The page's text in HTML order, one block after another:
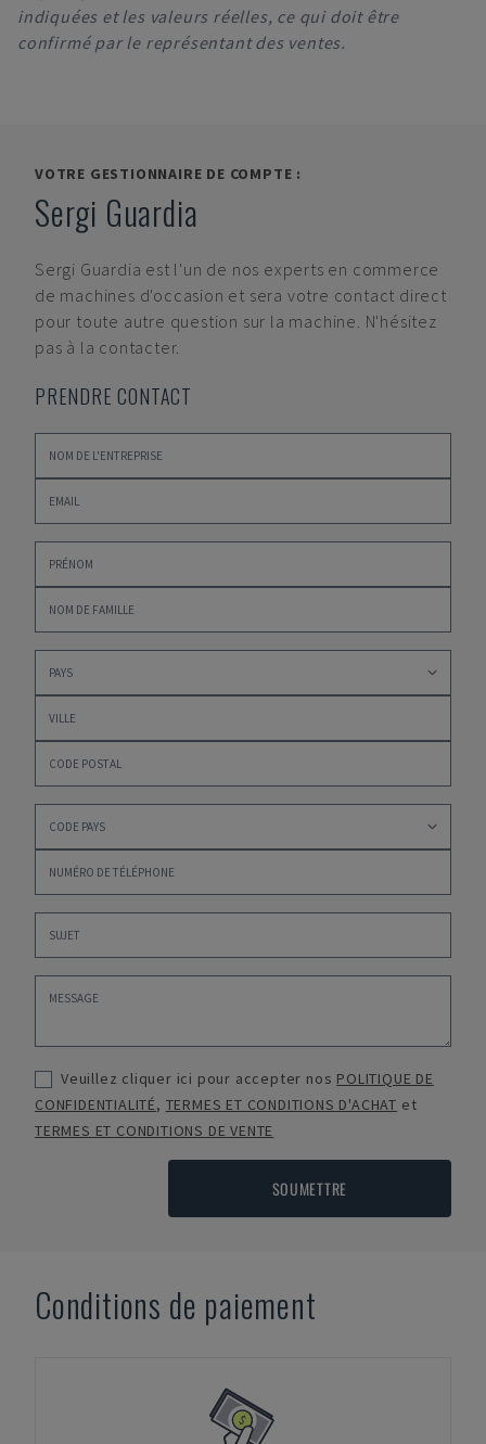
indiquées et les valeurs réelles, ce qui doit être
confirmé par le représentant des ventes.
VOTRE GESTIONNAIRE DE COMPTE :
Sergi Guardia
Sergi Guardia est l'un de nos experts en commerce
de machines d'occasion et sera votre contact direct
pour toute autre question sur la machine. N'hésitez
pas à la contacter.
PRENDRE CONTACT
Veuillez cliquer ici pour accepter nos POLITIQUE DE
CONFIDENTIALITÉ, TERMES ET CONDITIONS D'ACHAT et
TERMES ET CONDITIONS DE VENTE
SOUMETTRE
Conditions de paiement